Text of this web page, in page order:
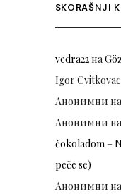
SKORAŠNJI
vedra22на
Igor Cvitkovac
Анонимни
Анонимни на
čokoladom –
peče se)
Анонимни на